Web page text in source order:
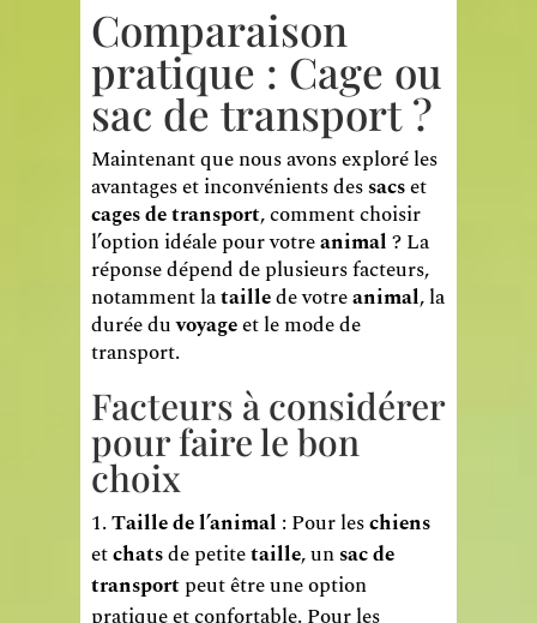
Comparaison
pratique : Cage ou
sac de transport ?
Maintenant que nous avons exploré les
avantages et inconvénients dessacset
cages de transport, comment choisir
l’option idéale pour votreanimal? La
réponse dépend de plusieurs facteurs,
notamment lataillede votreanimal, la
durée duvoyageet le mode de
transport.
Facteurs à considérer
pour faire le bon
choix
Taille de l’animal : Pour leschiens
etchatsde petitetaille, unsac de
transportpeut être une option